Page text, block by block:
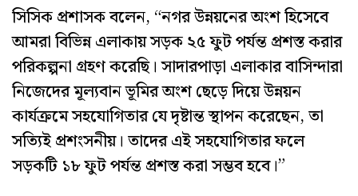
সিসিক প্রশাসক বলেন, “নগর উন্নয়নের অংশ হিসেবে
আমরা বিভিন্ন এলাকায় সড়ক ২৫ ফুট পর্যন্ত প্রশস্ত করার
পরিকল্পনা গ্রহণ করেছি। সাদারপাড়া এলাকার বাসিন্দারা
নিজেদের মূল্যবান ভূমির অংশ ছেড়ে দিয়ে উন্নয়ন
কার্যক্রমে সহযোগিতার যে দৃষ্টান্ত স্থাপন করেছেন, তা
সত্যিই প্রশংসনীয়। তাদের এই সহযোগিতার ফলে
সড়কটি ১৮ ফুট পর্যন্ত প্রশস্ত করা সম্ভব হবে।”